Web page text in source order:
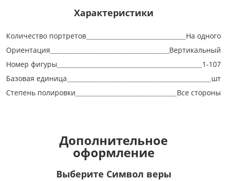
Характеристики
Количество портретов
На одного
Ориентация
Вертикальный
Номер фигуры
1-107
Базовая единица
шт
Степень полировки
Все стороны
Дополнительное
оформление
Выберите Символ веры